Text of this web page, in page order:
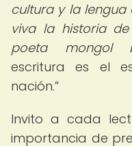
cultura y la lengua
viva la historia
poeta mongol
escritura es el
nación.
Invito a cada
importancia de